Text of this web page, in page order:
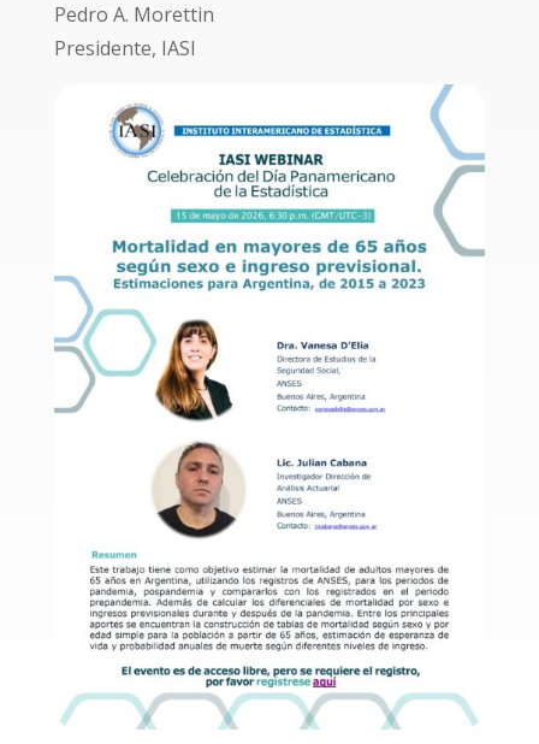
Pedro A. Morettin
Presidente, IASI